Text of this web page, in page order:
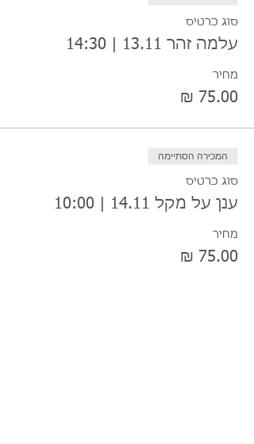
סוג כרטיס
עלמה זהר 13.11 | 14:30
מחיר
המכירה הסתיימה
סוג כרטיס
ענן על מקל 14.11 | 10:00
מחיר